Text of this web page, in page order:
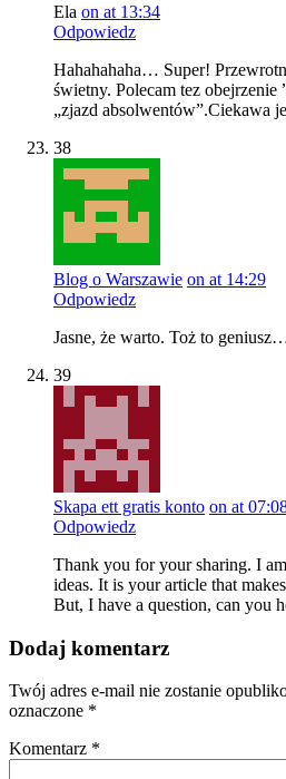
Ela on at 13:34
Odpowiedz
Hahahahaha… Super!
świetny. Polecam tez obejrzenie
„zjazd absolwentów”.Ciekawa
38
Blog o Warszawie on at 14:29
Odpowiedz
Jasne, że warto. Toż to
39
Skapa ett gratis konto on at
Odpowiedz
Thank you for your sharing. I
ideas. It is your article that
But, I have a question, can you
Dodaj komentarz
Twój adres e-mail nie zostanie
oznaczone *
Komentarz *